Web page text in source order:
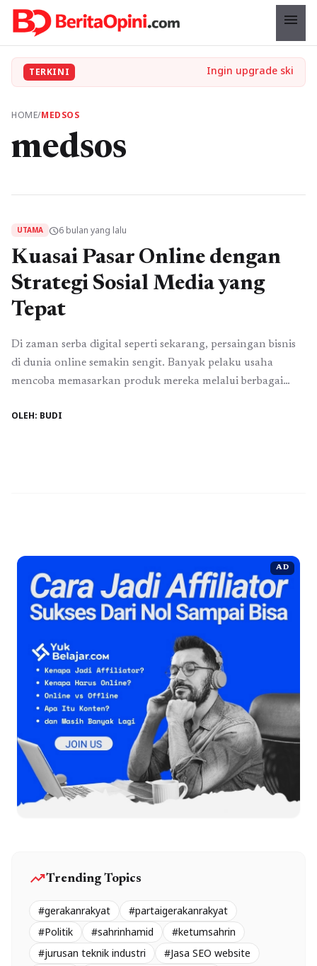
menu
TERKINI
HOME/MEDSOS
medsos
UTAMA schedule6 bulan yang lalu
Kuasai Pasar Online dengan
Strategi Sosial Media yang
Tepat
Di zaman serba digital seperti sekarang, persaingan bisnis
di dunia online semakin sengit. Banyak pelaku usaha
mencoba memasarkan produk mereka melalui berbagai
Mengapa? Karena kunci sukses bukan sekadar memiliki
OLEH: BUDI
AD
trending_upTrending Topics
#gerakanrakyat
#partaigerakanrakyat
#Politik
#sahrinhamid
#ketumsahrin
#jurusan teknik industri
#Jasa SEO website